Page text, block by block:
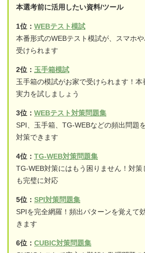
本選考前に活用したい資料/ツール
1位： WEBテスト模試
本番形式のWEBテスト模試が、スマホ
受けられます
2位： 玉手箱模試
玉手箱の模試がお家で受けられます！
実力を試しましょう
3位： WEBテスト対策問題集
SPI、玉手箱、TG-WEBなどの頻出問題
対策できます
4位： TG-WEB対策問題集
TG-WEB対策にはもう困りません！対策
も完璧に対応
5位： SPI対策問題集
SPIを完全網羅！頻出パターンを覚えて
きます
6位： CUBIC対策問題集